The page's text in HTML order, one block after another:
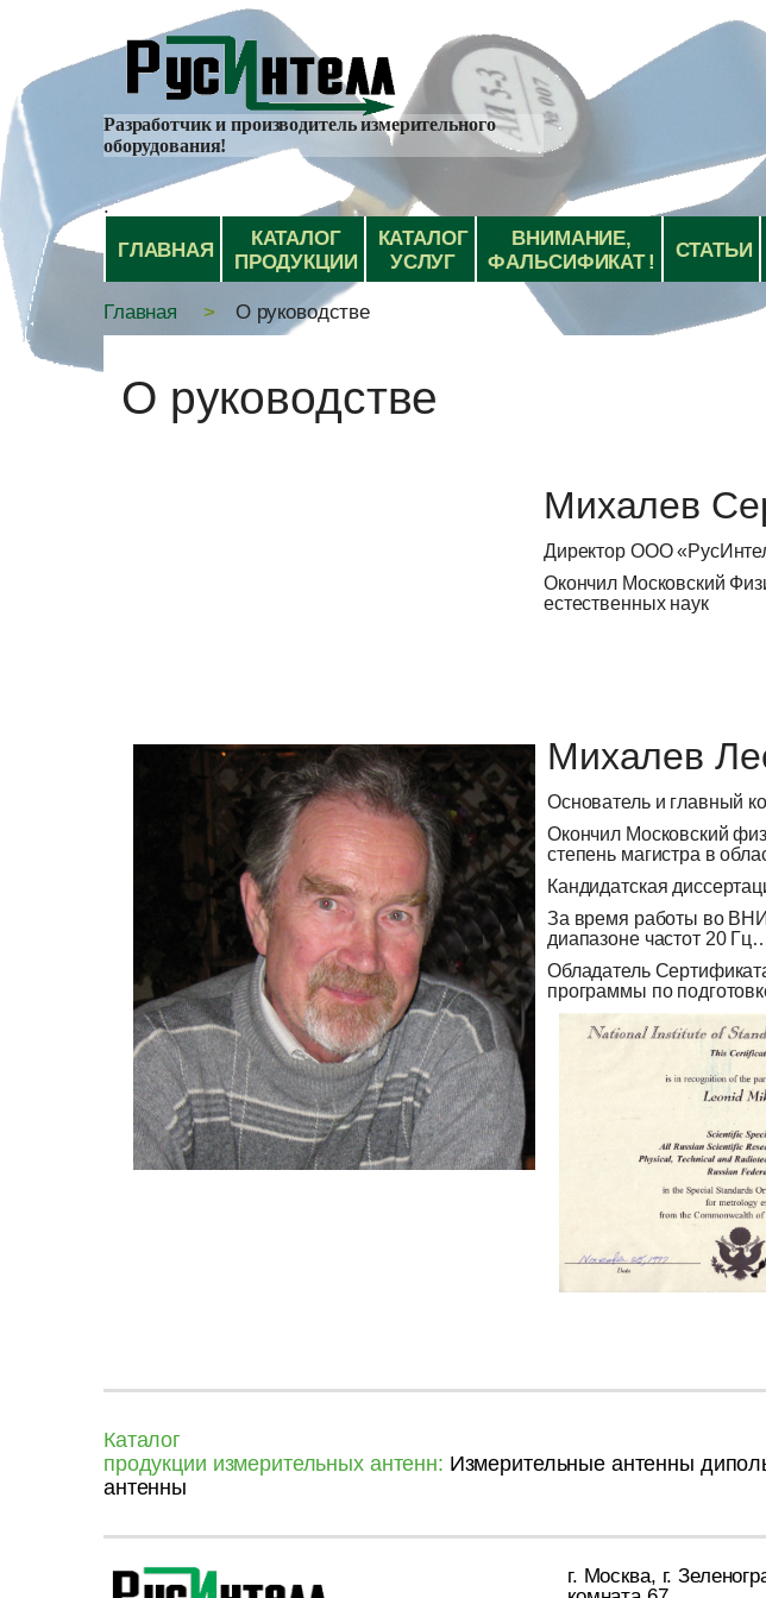
Разработчик и производитель измерительного
оборудования!
.
ГЛАВНАЯ
КАТАЛОГ
ПРОДУКЦИИ
КАТАЛОГ
УСЛУГ
ВНИМАНИЕ,
ФАЛЬСИФИКАТ !
СТАТЬИ
Главная О руководстве
О руководстве
Михалев
Директор ООО
Окончил Московский
естественных наук
Михалев
Основатель и главный
Окончил Московский
степень магистра в
Кандидатская
За время работы во
диапазоне частот 20
Обладатель
программы по
Каталог
продукции измерительных антенн: Измерительные антенны
антенны
г. Москва, г.